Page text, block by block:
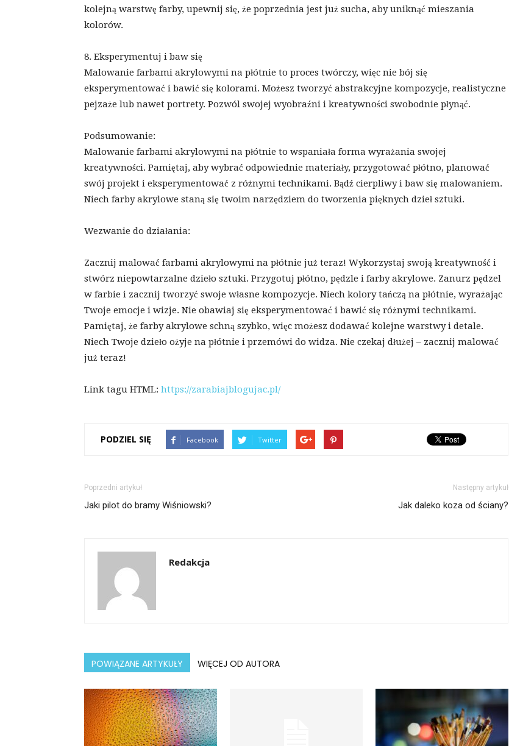
kolejną warstwę farby, upewnij się, że poprzednia jest już sucha, aby uniknąć mieszania
kolorów.
8. Eksperymentuj i baw się
Malowanie farbami akrylowymi na płótnie to proces twórczy, więc nie bój się
eksperymentować i bawić się kolorami. Możesz tworzyć abstrakcyjne kompozycje, realistyczne
pejzaże lub nawet portrety. Pozwól swojej wyobraźni i kreatywności swobodnie płynąć.
Podsumowanie:
Malowanie farbami akrylowymi na płótnie to wspaniała forma wyrażania swojej
kreatywności. Pamiętaj, aby wybrać odpowiednie materiały, przygotować płótno, planować
swój projekt i eksperymentować z różnymi technikami. Bądź cierpliwy i baw się malowaniem.
Niech farby akrylowe staną się twoim narzędziem do tworzenia pięknych dzieł sztuki.
Wezwanie do działania:
Zacznij malować farbami akrylowymi na płótnie już teraz! Wykorzystaj swoją kreatywność i
stwórz niepowtarzalne dzieło sztuki. Przygotuj płótno, pędzle i farby akrylowe. Zanurz pędzel
w farbie i zacznij tworzyć swoje własne kompozycje. Niech kolory tańczą na płótnie, wyrażając
Twoje emocje i wizje. Nie obawiaj się eksperymentować i bawić się różnymi technikami.
Pamiętaj, że farby akrylowe schną szybko, więc możesz dodawać kolejne warstwy i detale.
Niech Twoje dzieło ożyje na płótnie i przemówi do widza. Nie czekaj dłużej – zacznij malować
już teraz!
Link tagu HTML: https://zarabiajblogujac.pl/
PODZIEL SIĘ Facebook Twitter
Poprzedni artykuł
Jaki pilot do bramy Wiśniowski?
Następny artykuł
Jak daleko koza od ściany?
Redakcja
POWIĄZANE ARTYKUŁY WIĘCEJ OD AUTORA